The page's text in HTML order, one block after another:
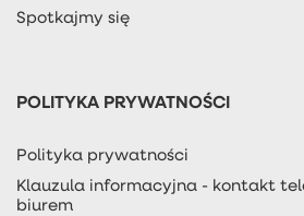
Spotkajmy się
POLITYKA PRYWATNOŚCI
Polityka prywatności
Klauzula informacyjna - kontakt
biurem